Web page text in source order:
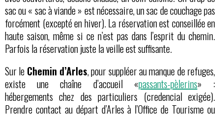
sac ou « sac à viande » est nécessaire, un sac de couchage pas
forcément (excepté en hiver). La réservation est conseillée en
haute saison, même si ce n’est pas dans l’esprit du chemin.
Parfois la réservation juste la veille est suffisante.
Sur le Chemin d’Arles, pour suppléer au manque de refuges,
existe une chaîne d’accueil «passants-pèlerins» :
hébergements chez des particuliers (credencial exigée).
Prendre contact au départ d’Arles à l’Office de Tourisme ou